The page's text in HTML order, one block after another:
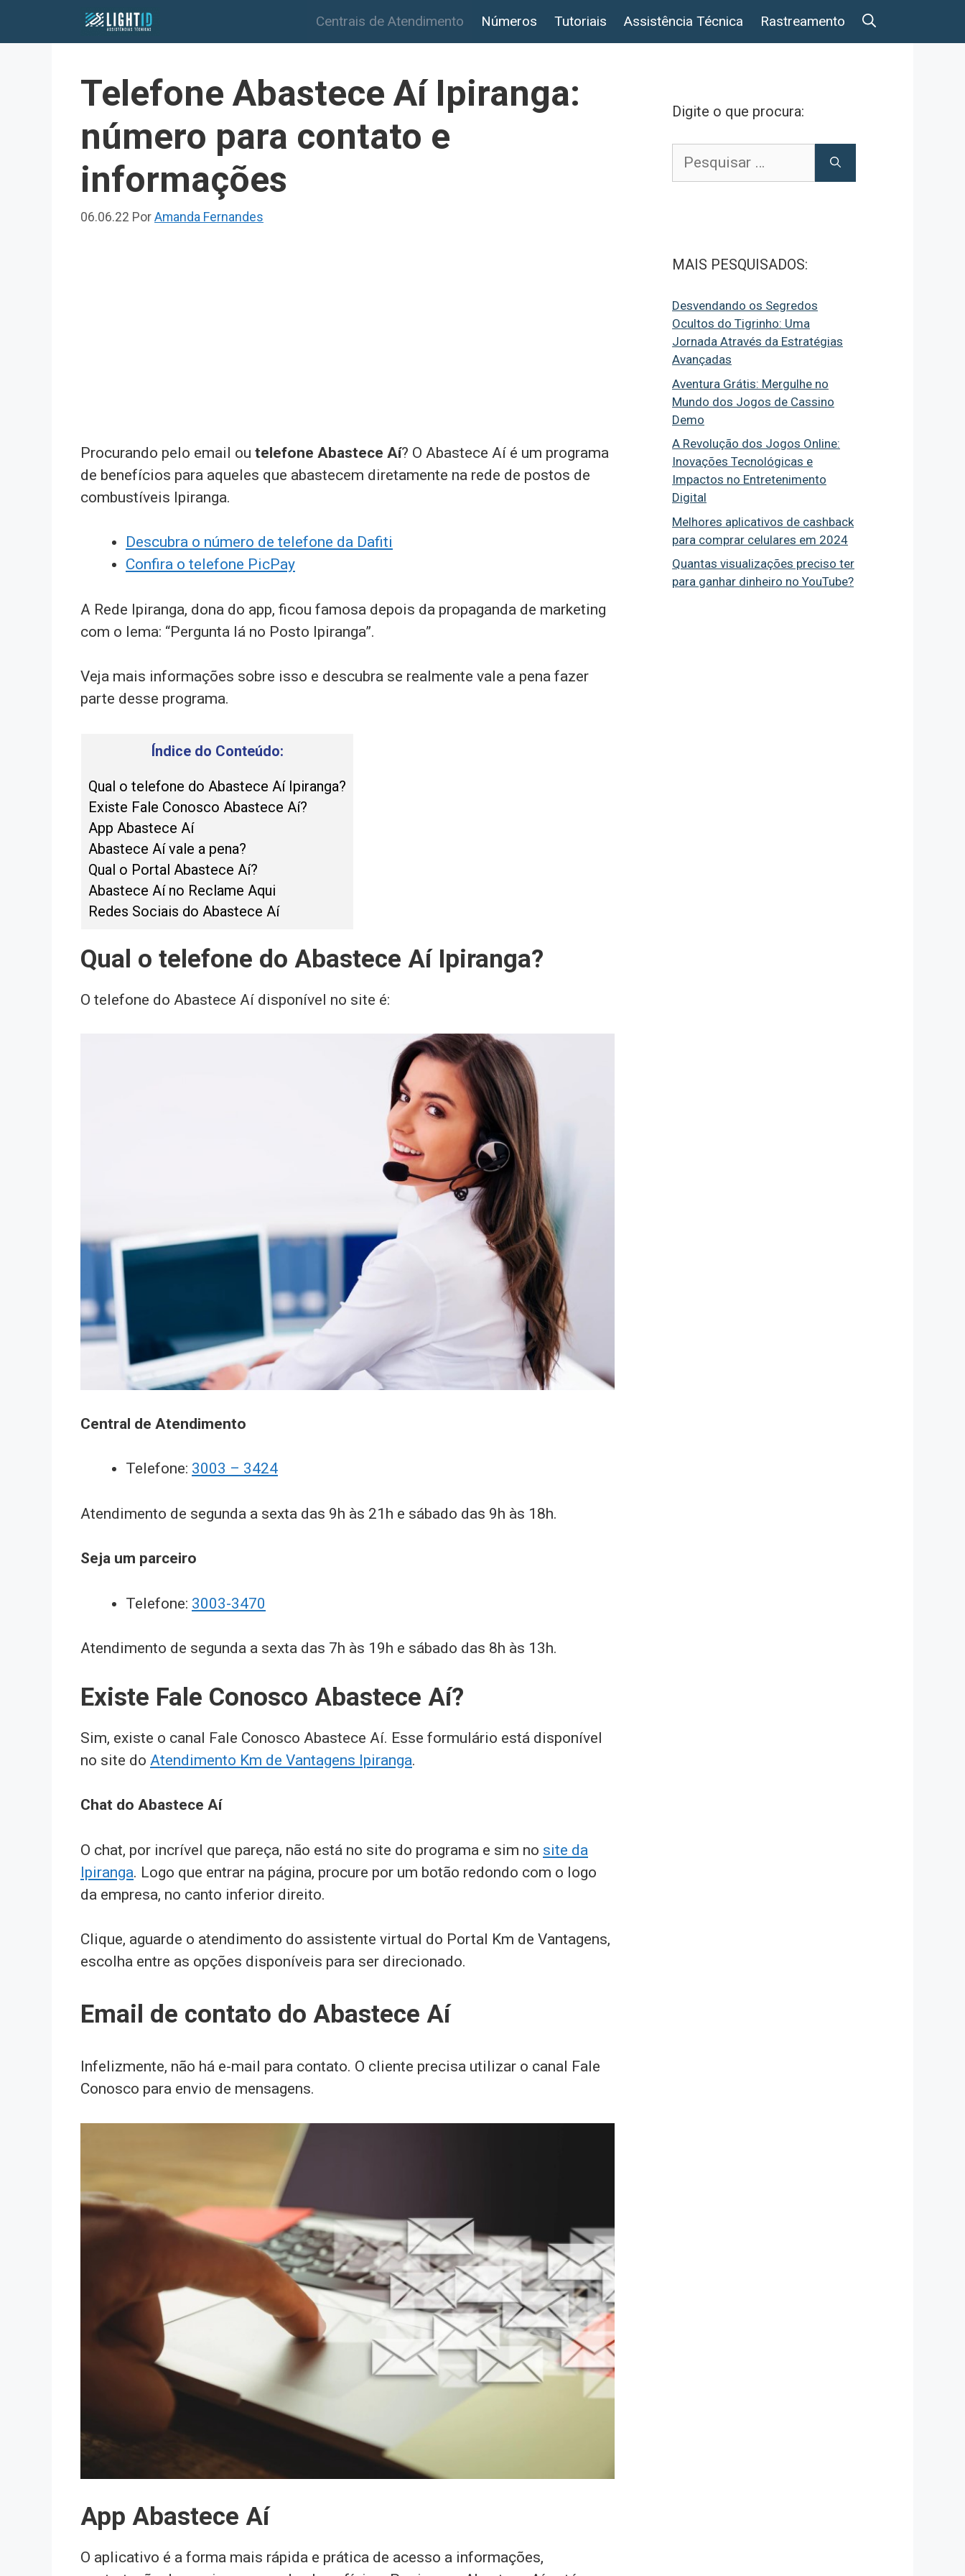
Centrais de Atendimento Números Tutoriais Assistência Técnica Rastreamento
Telefone Abastece Aí Ipiranga:
número para contato e
informações
06.06.22 PorAmanda Fernandes
Procurando pelo email ou telefone Abastece Aí? O Abastece Aí é um programa
de benefícios para aqueles que abastecem diretamente na rede de postos de
combustíveis Ipiranga.
Descubra o número de telefone da Dafiti
Confira o telefone PicPay
A Rede Ipiranga, dona do app, ficou famosa depois da propaganda de marketing
com o lema: “Pergunta lá no Posto Ipiranga”.
Veja mais informações sobre isso e descubra se realmente vale a pena fazer
parte desse programa.
Índice do Conteúdo:
Qual o telefone do Abastece Aí Ipiranga?
Existe Fale Conosco Abastece Aí?
App Abastece Aí
Abastece Aí vale a pena?
Qual o Portal Abastece Aí?
Abastece Aí no Reclame Aqui
Redes Sociais do Abastece Aí
Qual o telefone do Abastece Aí Ipiranga?
O telefone do Abastece Aí disponível no site é:
Central de Atendimento
Telefone: 3003 – 3424
Atendimento de segunda a sexta das 9h às 21h e sábado das 9h às 18h.
Seja um parceiro
Telefone: 3003-3470
Atendimento de segunda a sexta das 7h às 19h e sábado das 8h às 13h.
Existe Fale Conosco Abastece Aí?
Sim, existe o canal Fale Conosco Abastece Aí. Esse formulário está disponível
no site do Atendimento Km de Vantagens Ipiranga.
Chat do Abastece Aí
O chat, por incrível que pareça, não está no site do programa e sim no site da
Ipiranga. Logo que entrar na página, procure por um botão redondo com o logo
da empresa, no canto inferior direito.
Clique, aguarde o atendimento do assistente virtual do Portal Km de Vantagens,
escolha entre as opções disponíveis para ser direcionado.
Email de contato do Abastece Aí
Infelizmente, não há e-mail para contato. O cliente precisa utilizar o canal Fale
Conosco para envio de mensagens.
App Abastece Aí
O aplicativo é a forma mais rápida e prática de acesso a informações,
Digite o que procura:
por:
MAIS PESQUISADOS:
Desvendando os Segredos
Ocultos do Tigrinho: Uma
Jornada Através da Estratégias
Avançadas
Aventura Grátis: Mergulhe no
Mundo dos Jogos de Cassino
Demo
A Revolução dos Jogos Online:
Inovações Tecnológicas e
Impactos no Entretenimento
Digital
Melhores aplicativos de cashback
para comprar celulares em 2024
Quantas visualizações preciso ter
para ganhar dinheiro no YouTube?